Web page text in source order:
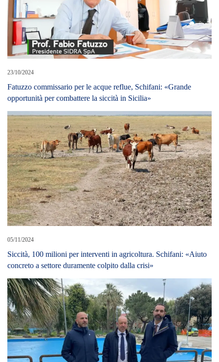
23/10/2024
Fatuzzo commissario per le acque reflue, Schifani: «Grande
opportunità per combattere la siccità in Sicilia»
05/11/2024
Siccità, 100 milioni per interventi in agricoltura. Schifani: «Aiuto
concreto a settore duramente colpito dalla crisi»